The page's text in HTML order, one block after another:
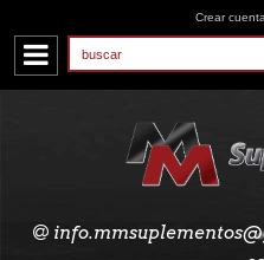
Crear cuenta